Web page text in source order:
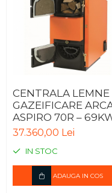
CENTRALA LEMNE
GAZEIFICARE
ASPIRO 70R –
37.360,00 Lei
IN STOC
ADAUGA IN COS